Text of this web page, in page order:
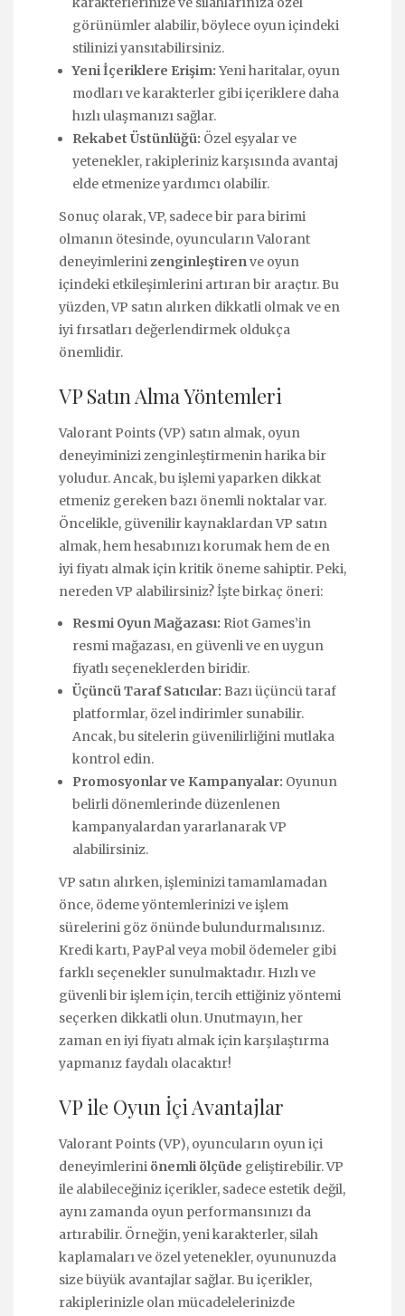
görünümler alabilir, böylece oyun içindeki
stilinizi yansıtabilirsiniz.
Yeni İçeriklere Erişim: Yeni haritalar, oyun
modları ve karakterler gibi içeriklere daha
hızlı ulaşmanızı sağlar.
Rekabet Üstünlüğü: Özel eşyalar ve
yetenekler, rakipleriniz karşısında avantaj
elde etmenize yardımcı olabilir.
Sonuç olarak, VP, sadece bir para birimi
olmanın ötesinde, oyuncuların Valorant
deneyimlerinizenginleştirenve oyun
içindeki etkileşimlerini artıran bir araçtır. Bu
yüzden, VP satın alırken dikkatli olmak ve en
iyi fırsatları değerlendirmek oldukça
önemlidir.
VP Satın Alma Yöntemleri
Valorant Points (VP) satın almak, oyun
deneyiminizi zenginleştirmenin harika bir
yoludur. Ancak, bu işlemi yaparken dikkat
etmeniz gereken bazı önemli noktalar var.
Öncelikle, güvenilir kaynaklardan VP satın
almak, hem hesabınızı korumak hem de en
iyi fiyatı almak için kritik öneme sahiptir. Peki,
nereden VP alabilirsiniz? İşte birkaç öneri:
Resmi Oyun Mağazası: Riot Games’in
resmi mağazası, en güvenli ve en uygun
fiyatlı seçeneklerden biridir.
Üçüncü Taraf Satıcılar: Bazı üçüncü taraf
platformlar, özel indirimler sunabilir.
Ancak, bu sitelerin güvenilirliğini mutlaka
kontrol edin.
Promosyonlar ve Kampanyalar: Oyunun
belirli dönemlerinde düzenlenen
kampanyalardan yararlanarak VP
alabilirsiniz.
VP satın alırken, işleminizi tamamlamadan
önce, ödeme yöntemlerinizi ve işlem
sürelerini göz önünde bulundurmalısınız.
Kredi kartı, PayPal veya mobil ödemeler gibi
farklı seçenekler sunulmaktadır. Hızlı ve
güvenli bir işlem için, tercih ettiğiniz yöntemi
seçerken dikkatli olun. Unutmayın, her
zaman en iyi fiyatı almak için karşılaştırma
yapmanız faydalı olacaktır!
VP ile Oyun İçi Avantajlar
Valorant Points (VP), oyuncuların oyun içi
deneyimlerini önemli ölçüde geliştirebilir. VP
ile alabileceğiniz içerikler, sadece estetik değil,
aynı zamanda oyun performansınızı da
artırabilir. Örneğin, yeni karakterler, silah
kaplamaları ve özel yetenekler, oyununuzda
size büyük avantajlar sağlar. Bu içerikler,
rakiplerinizle olan mücadelelerinizde